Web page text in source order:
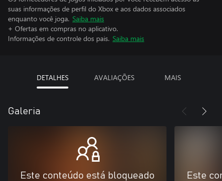
suas informações de perfil do Xbox e aos dados associados
enquanto você joga. Saiba mais
+ Ofertas em compras no aplicativo.
Informações de controle dos pais. Saiba mais
DETALHES AVALIAÇÕES MAIS
Galeria
Este conteúdo está bloqueado Este